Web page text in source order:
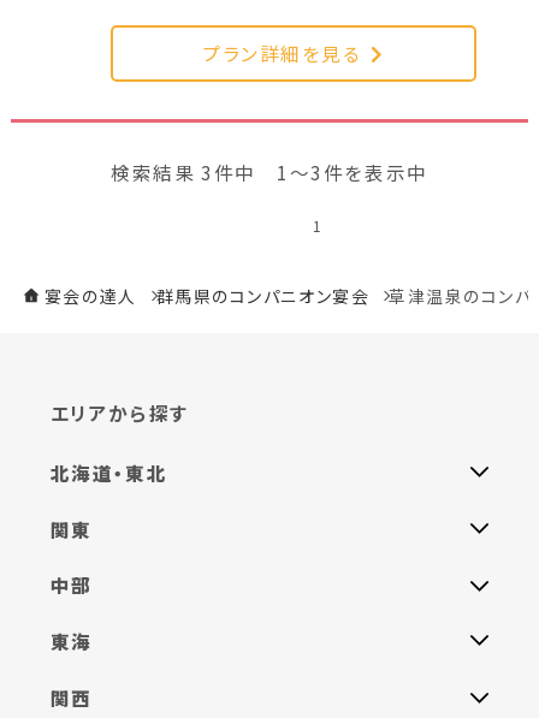
プラン詳細を見る
検索結果 3件中 1～3件を表示中
1
宴会の達人 群馬県のコンパニオン宴会 草津温泉のコンパ
エリアから探す
北海道・東北
関東
中部
東海
関西